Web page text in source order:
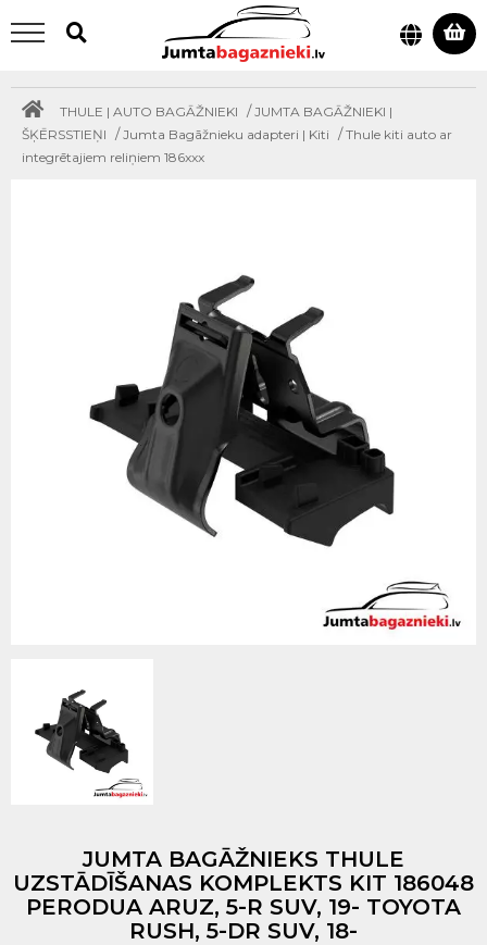
THULE | AUTO BAGĀŽNIEKI /JUMTA BAGĀŽNIEKI |
ŠĶĒRSSTIEŅI /Jumta Bagāžnieku adapteri | Kiti /Thule kiti auto ar
integrētajiem reliņiem 186xxx
JUMTA BAGĀŽNIEKS THULE
UZSTĀDĪŠANAS KOMPLEKTS KIT 186048
PERODUA ARUZ, 5-R SUV, 19- TOYOTA
RUSH, 5-DR SUV, 18-